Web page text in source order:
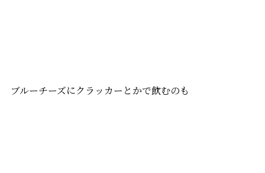
ブルーチーズにクラッカーとかで飲むのも